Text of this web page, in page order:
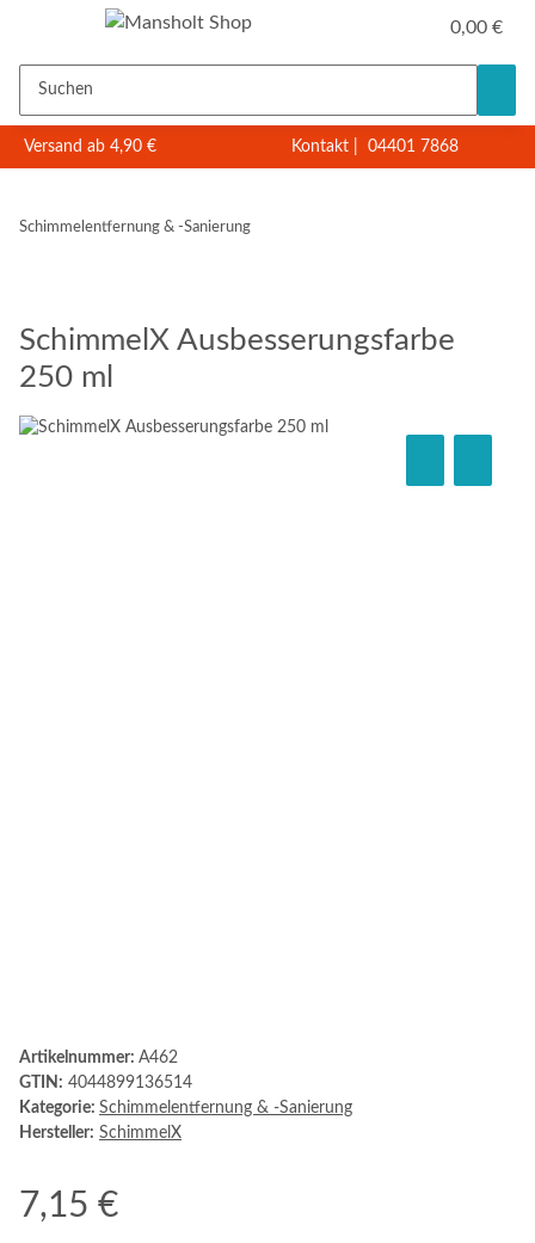
0,00 €
Versand ab 4,90 € Kontakt 04401 7868
Schimmelentfernung & -Sanierung
SchimmelX Ausbesserungsfarbe
250 ml
Artikelnummer: A462
GTIN: 4044899136514
Kategorie: Schimmelentfernung & -Sanierung
Hersteller: SchimmelX
7,15 €